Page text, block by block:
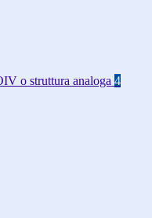
o struttura analoga 4